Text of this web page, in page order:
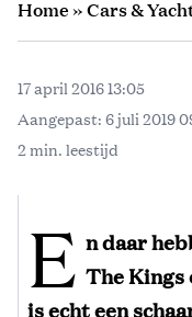
Home»Cars &
17 april 2016 13:05
Aangepast: 6 juli 2019
2 min. leestijd
E n daar
The Kings
is echt een